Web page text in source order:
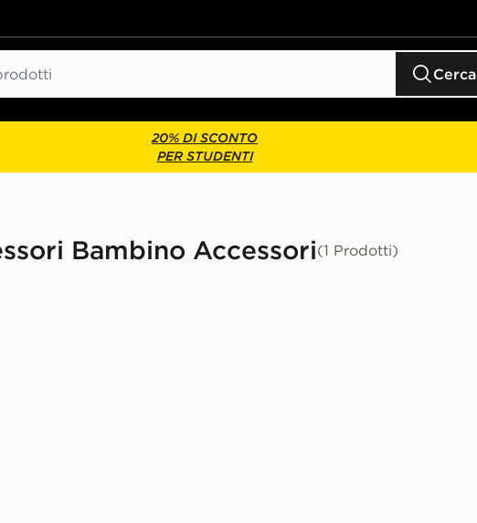
Cerca
20% DI SCONTO
PER STUDENTI
Bambino Accessori(1 Prodotti)